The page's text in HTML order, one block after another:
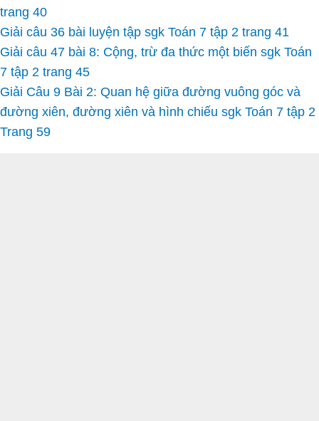
trang 40
Giải câu 36 bài luyện tập sgk Toán 7 tập 2 trang 41
Giải câu 47 bài 8: Cộng, trừ đa thức một biến sgk Toán
7 tập 2 trang 45
Giải Câu 9 Bài 2: Quan hệ giữa đường vuông góc và
đường xiên, đường xiên và hình chiếu sgk Toán 7 tập 2
Trang 59